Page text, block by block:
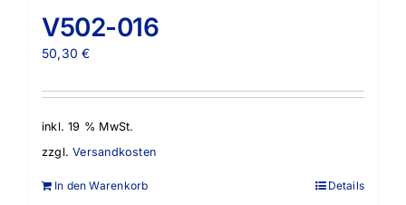
V502-016
50,30€
inkl. 19 % MwSt.
zzgl.Versandkosten
In den Warenkorb Details